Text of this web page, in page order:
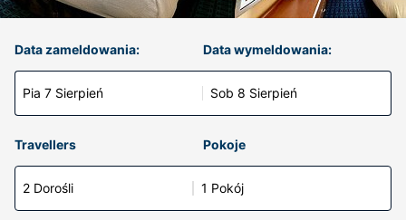
Data zameldowania:
Pia 7 Sierpień
Data wymeldowania:
Sob 8 Sierpień
Travellers Pokoje
2 Dorośli 1 Pokój